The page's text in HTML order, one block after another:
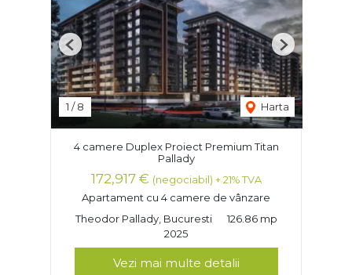
1 /8 Harta
Previous Next
4 camere Duplex Proiect Premium Titan
Pallady
172,917 € (negociabil) + 21% TVA
Apartament cu 4 camere de vânzare
Theodor Pallady, Bucuresti
126.86 mp
2025
Vezi mai multe detalii